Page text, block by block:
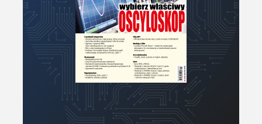
Podzespoły bierne
Półprzewodniki
Pomiary i testy
Projektowanie